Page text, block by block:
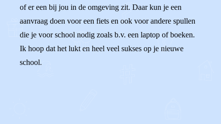
of er een bij jou in de omgeving zit. Daar kun je een
aanvraag doen voor een fiets en ook voor andere spullen
die je voor school nodig zoals b.v. een laptop of boeken.
Ik hoop dat het lukt en heel veel sukses op je nieuwe
school.